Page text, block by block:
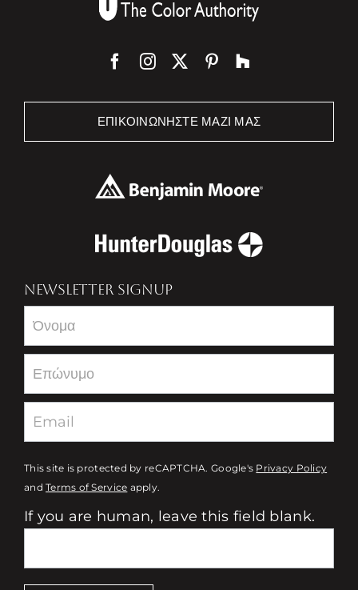
ΕΠΙΚΟΙΝΩΝΉΣΤΕ ΜΑΖΊ ΜΑΣ
NEWSLETTER SIGNUP
Newsletter
This site is protected by reCAPTCHA. Google's Privacy Policy
andTerms of Service apply.
If you are human, leave this field blank.